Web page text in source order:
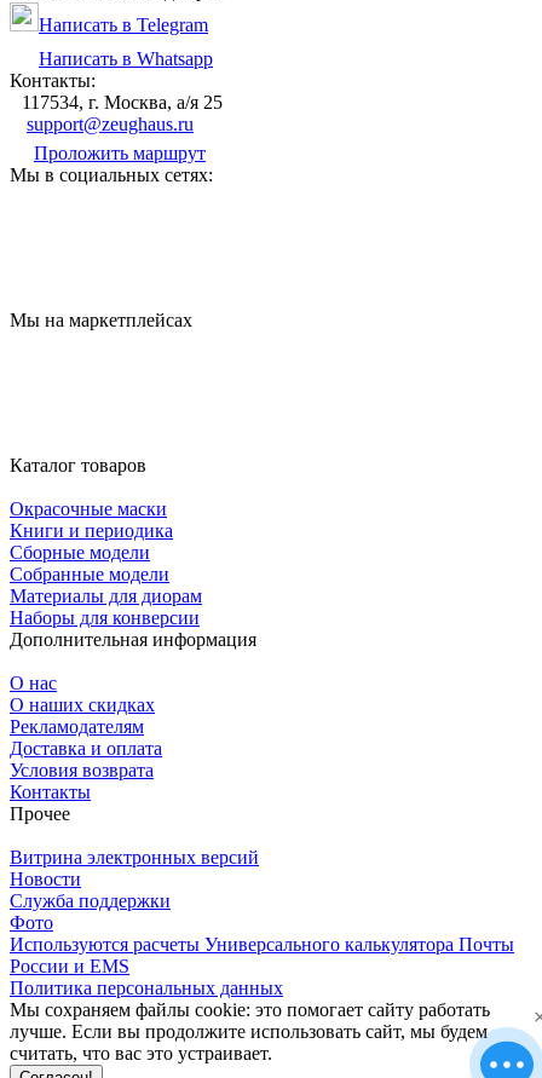
Написать в Telegram
Написать в Whatsapp
Контакты:
117534, г. Москва, а/я 25
support@zeughaus.ru
Проложить маршрут
Мы в социальных сетях:
Мы на маркетплейсах
Каталог товаров
Окрасочные маски
Книги и периодика
Сборные модели
Собранные модели
Материалы для диорам
Наборы для конверсии
Дополнительная информация
О нас
О наших скидках
Рекламодателям
Доставка и оплата
Условия возврата
Контакты
Прочее
Витрина электронных версий
Новости
Служба поддержки
Фото
Используются расчеты Универсального калькулятора Почты
России и EMS
Политика персональных данных
Мы сохраняем файлы cookie: это помогает сайту работать
лучше. Если вы продолжите использовать сайт, мы будем
считать, что вас это устраивает.